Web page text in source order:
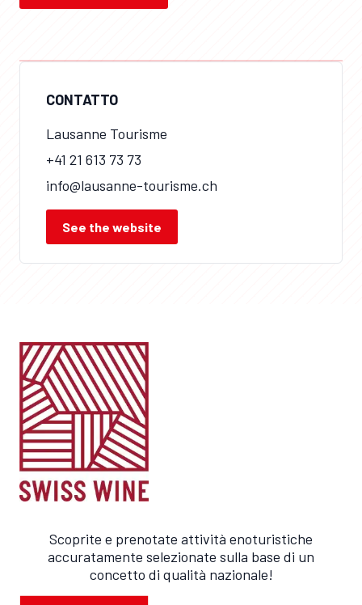
CONTATTO
Lausanne Tourisme
+41 21 613 73 73
info@lausanne-tourisme.ch
See the website
Scoprite e prenotate attività enoturistiche
accuratamente selezionate sulla base di un
concetto di qualità nazionale!